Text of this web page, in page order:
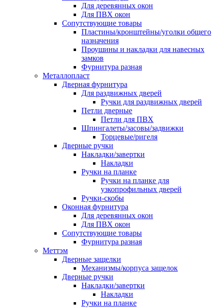
Для деревянных окон
Для ПВХ окон
Сопутствующие товары
Пластины/кронштейны/уголки общего
назначения
Проушины и накладки для навесных
замков
Фурнитура разная
Металлопласт
Дверная фурнитура
Для раздвижных дверей
Ручки для раздвижных дверей
Петли дверные
Петли для ПВХ
Шпингалеты/засовы/задвижки
Торцевые/ригеля
Дверные ручки
Накладки/завертки
Накладки
Ручки на планке
Ручки на планке для
узкопрофильных дверей
Ручки-скобы
Оконная фурнитура
Для деревянных окон
Для ПВХ окон
Сопутствующие товары
Фурнитура разная
Меттэм
Дверные защелки
Механизмы/корпуса защелок
Дверные ручки
Накладки/завертки
Накладки
Ручки на планке